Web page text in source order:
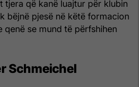
tjera që kanë luajtur për klubin
bëjnë pjesë në këtë formacion
qenë se mund të përfshihen
Schmeichel